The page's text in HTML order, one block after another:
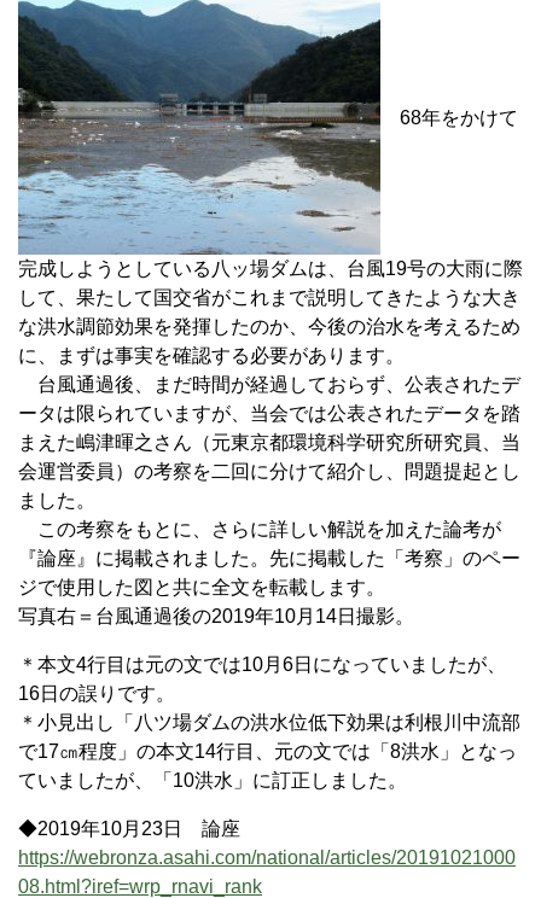
68年をかけて
完成しようとしている八ッ場ダムは、台風19号の大雨に際
して、果たして国交省がこれまで説明してきたような大き
な洪水調節効果を発揮したのか、今後の治水を考えるため
に、まずは事実を確認する必要があります。
台風通過後、まだ時間が経過しておらず、公表されたデ
ータは限られていますが、当会では公表されたデータを踏
まえた嶋津暉之さん（元東京都環境科学研究所研究員、当
会運営委員）の考察を二回に分けて紹介し、問題提起とし
ました。
この考察をもとに、さらに詳しい解説を加えた論考が
『論座』に掲載されました。先に掲載した「考察」のペー
ジで使用した図と共に全文を転載します。
写真右＝台風通過後の2019年10月14日撮影。
＊本文4行目は元の文では10月6日になっていましたが、
16日の誤りです。
＊小見出し「八ツ場ダムの洪水位低下効果は利根川中流部
で17㎝程度」の本文14行目、元の文では「8洪水」となっ
ていましたが、「10洪水」に訂正しました。
◆2019年10月23日 論座
https://webronza.asahi.com/national/articles/20191021000
08.html?iref=wrp_rnavi_rank